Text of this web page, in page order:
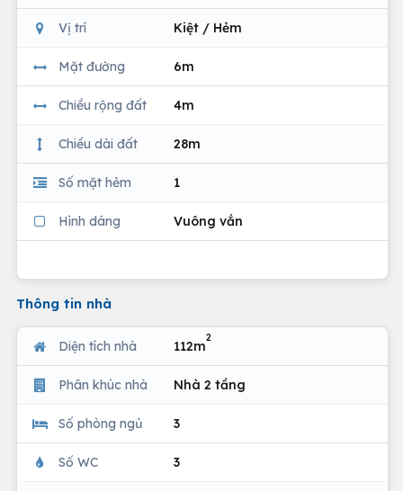
Vị trí Kiệt / Hẻm
Mặt đường 6m
Chiều rộng đất 4m
Chiều dài đất 28m
Số mặt hẻm 1
Hình dáng Vuông vắn
Thông tin nhà
Diện tích nhà 112m
2
Phân khúc nhà Nhà 2 tầng
Số phòng ngủ 3
Số WC 3